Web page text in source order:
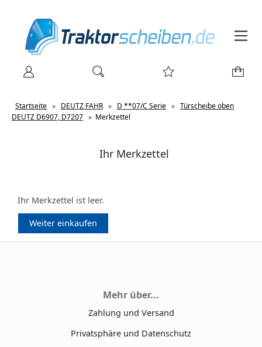
Startseite » DEUTZ FAHR » D **07/C Serie » Türscheibe oben
DEUTZ D6907, D7207 » Merkzettel
Ihr Merkzettel
Ihr Merkzettel ist leer.
Weiter einkaufen
Mehr über...
Zahlung und Versand
Privatsphäre und Datenschutz